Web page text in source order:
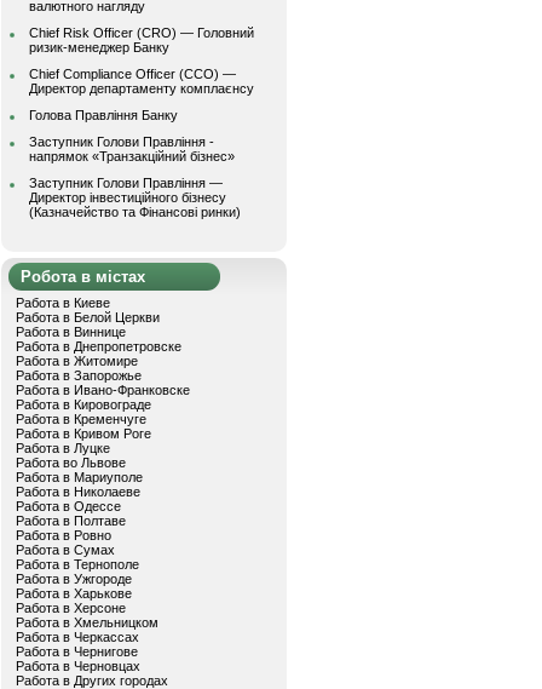
валютного нагляду
Chief Risk Officer (CRO) — Головний
ризик-менеджер Банку
Chief Compliance Officer (CCO) —
Директор департаменту комплаєнсу
Голова Правління Банку
Заступник Голови Правління -
напрямок «Транзакційний бізнес»
Заступник Голови Правління —
Директор інвестиційного бізнесу
(Казначейство та Фінансові ринки)
Робота в містах
Работа в Киеве
Работа в Белой Церкви
Работа в Виннице
Работа в Днепропетровске
Работа в Житомире
Работа в Запорожье
Работа в Ивано-Франковске
Работа в Кировограде
Работа в Кременчуге
Работа в Кривом Роге
Работа в Луцке
Работа во Львове
Работа в Мариуполе
Работа в Николаеве
Работа в Одессе
Работа в Полтаве
Работа в Ровно
Работа в Сумах
Работа в Тернополе
Работа в Ужгороде
Работа в Харькове
Работа в Херсоне
Работа в Хмельницком
Работа в Черкассах
Работа в Чернигове
Работа в Черновцах
Работа в Других городах